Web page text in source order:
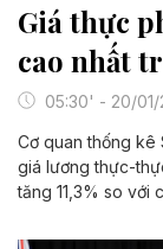
Giá thực
cao nhất
05:30' - 20/01/
Cơ quan thống kê
giá lương thực-
tăng 11,3% so với